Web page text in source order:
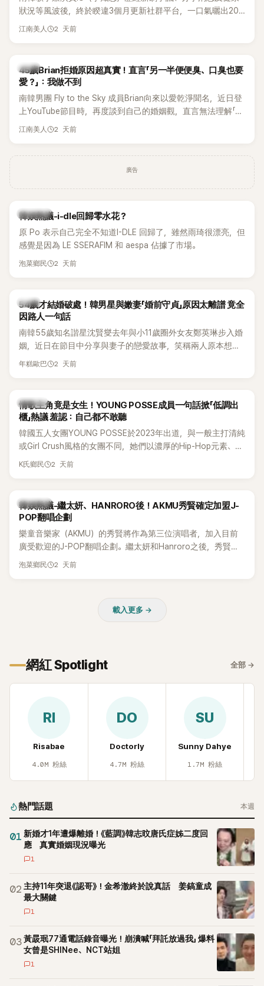
狀況等風波後，終於睽違3個月更新社群平台，一口氣曬出20
張近況照，讓大批粉絲又驚又喜。不過，比起照片本身，更引
江南美人 2 天前
韓星
45歲Brian拒婚原因超真實！直言「另一半便便臭、口臭也要
愛？」：我做不到
南韓男團 Fly to the Sky 成員Brian向來以愛乾淨聞名，近日登
上YouTube節目時，再度談到自己的婚姻觀，直言無法理解「連
另一半的口臭、便便臭都要愛」這種說法，更大方表明自己是不
江南美人 2 天前
廣告
熱議討論
韓娛熱議-i-dle回歸零水花？
原 Po 表示自己完全不知道I-DLE 回歸了，雖然雨琦很漂亮，但
感覺是因為 LE SSERAFIM 和 aespa 佔據了市場。
泡菜鄉民 2 天前
韓星
54歲才結婚破處！韓男星與嫩妻「婚前守貞」原因太離譜 竟全
因路人一句話
南韓55歲知名諧星沈賢燮去年與小11歲圈外女友鄭英琳步入婚
姻，近日在節目中分享與妻子的戀愛故事，笑稱兩人原本想享
受兩人世界，沒想到站在飯店門口時竟被路人認出，還一路替
年糕歐巴 2 天前
K-POP
情歌主角竟是女生！YOUNG POSSE成員一句話掀「低調出
櫃」熱議 羞認：自己都不敢聽
韓國五人女團YOUNG POSSE於2023年出道，與一般主打清純
或Girl Crush風格的女團不同，她們以濃厚的Hip-Hop元素、自
創Rap及成員親自參與創作為特色，MV也融入美式街頭、塗
為第五代女團中極具辨識度的新生代代表之一。
K氏鄉民 2 天前
熱議討論
韓娛熱議-繼太妍、HANRORO後！AKMU秀賢確定加盟J-
POP翻唱企劃
樂童音樂家（AKMU）的秀賢將作為第三位演唱者，加入目前
廣受歡迎的J-POP翻唱企劃。繼太妍和Hanroro之後，秀賢已
獲選為第三首翻唱歌曲的主唱，並於近期完成錄音。
泡菜鄉民 2 天前
載入更多 →
網紅 Spotlight 全部 →
RI
Risabae
4.0M 粉絲
DO
Doctorly
4.7M 粉絲
SU
Sunny Dahye
1.7M 粉絲
熱門話題 本週
01 新婚才1年遭爆離婚！《藍調》韓志旼唐氏症姊二度回
應 真實婚姻現況曝光
1
02 主持11年突退《認哥》！金希澈終於說真話 姜鎬童成
最大關鍵
1
03黃晸珉77通電話錄音曝光！崩潰喊「拜託放過我」 爆料
女曾是SHINee、NCT站姐
1